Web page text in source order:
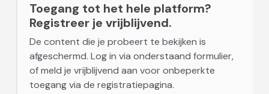
Toegang tot het hele platform?
Registreer je vrijblijvend.
De content die je probeert te bekijken is
afgeschermd. Log in via onderstaand formulier,
of meld je vrijblijvend aan voor onbeperkte
toegang via de registratiepagina.